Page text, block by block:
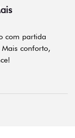
com partida
conforto,